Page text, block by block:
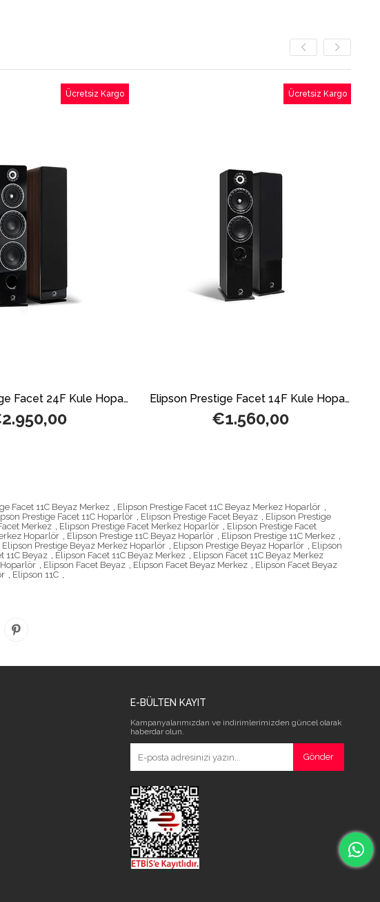
Elipson Prestige Facet 24F Kule Hoparlör Ceviz
Ücretsiz Kargo
Elipson Prestige Facet 14F Kule Hoparlör Siyah
€1.560,00
Ücretsiz Kargo
Facet 11C Beyaz Merkez , Elipson Prestige Facet 11C Beyaz Merkez Hoparlör ,
Prestige Facet 11C Hoparlör , Elipson Prestige Facet Beyaz , Elipson Prestige
Merkez , Elipson Prestige Facet Merkez Hoparlör , Elipson Prestige Facet
Hoparlör , Elipson Prestige 11C Beyaz Hoparlör , Elipson Prestige 11C Merkez ,
Elipson Prestige Beyaz Merkez Hoparlör , Elipson Prestige Beyaz Hoparlör , Elipson
11C Beyaz , Elipson Facet 11C Beyaz Merkez , Elipson Facet 11C Beyaz Merkez
Hoparlör , Elipson Facet Beyaz , Elipson Facet Beyaz Merkez , Elipson Facet Beyaz
, Elipson 11C ,
E-BÜLTEN KAYIT
Kampanyalarımızdan ve indirimlerimizden güncel olarak
haberdar olun.
Gönder